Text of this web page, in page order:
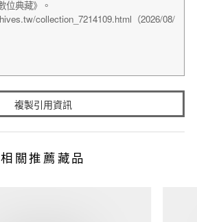
複製引用資訊
相關推薦藏品